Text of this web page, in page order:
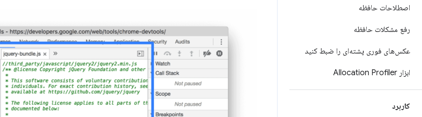
اصطلاحات حافظه
رفع مشکلات حافظه
عکس‌های فوری پشته‌ای را ضبط کنید
ابزار Allocation Profiler
کاربرد